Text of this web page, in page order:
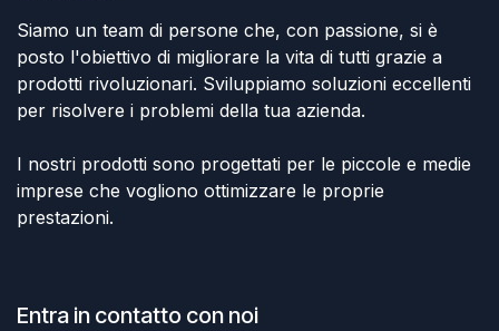
Siamo un team di persone che, con passione, si è
posto l'obiettivo di migliorare la vita di tutti grazie a
prodotti rivoluzionari. Sviluppiamo soluzioni eccellenti
per risolvere i problemi della tua azienda.
I nostri prodotti sono progettati per le piccole e medie
imprese che vogliono ottimizzare le proprie
prestazioni.
Entra in contatto con noi